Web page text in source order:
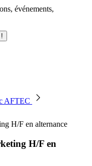
événements,
AFTEC
H/F en alternance
H/F en